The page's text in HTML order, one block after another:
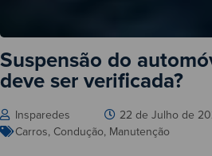
Suspensão do
deve ser verificada?
Insparedes
22 de Julho de
Carros, Condução, Manutenção